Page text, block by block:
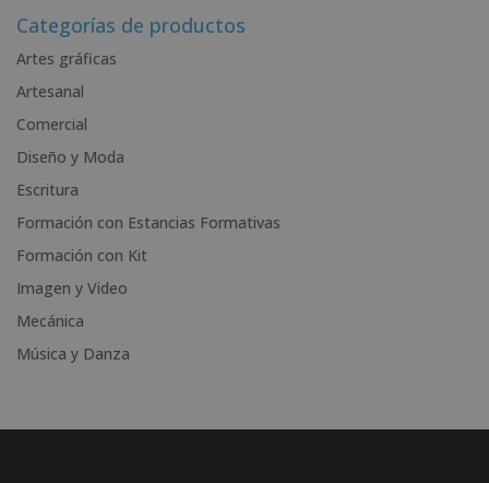
r
a
t
i
e
:
Categorías de productos
Artes gráficas
Artesanal
Comercial
Diseño y Moda
Escritura
Formación con Estancias Formativas
Formación con Kit
Imagen y Video
Mecánica
Música y Danza